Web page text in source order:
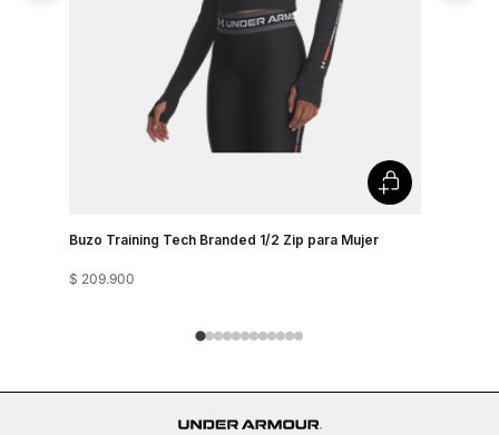
Buzo Training Tech Branded 1/2 Zip para Mujer
$ 209.900